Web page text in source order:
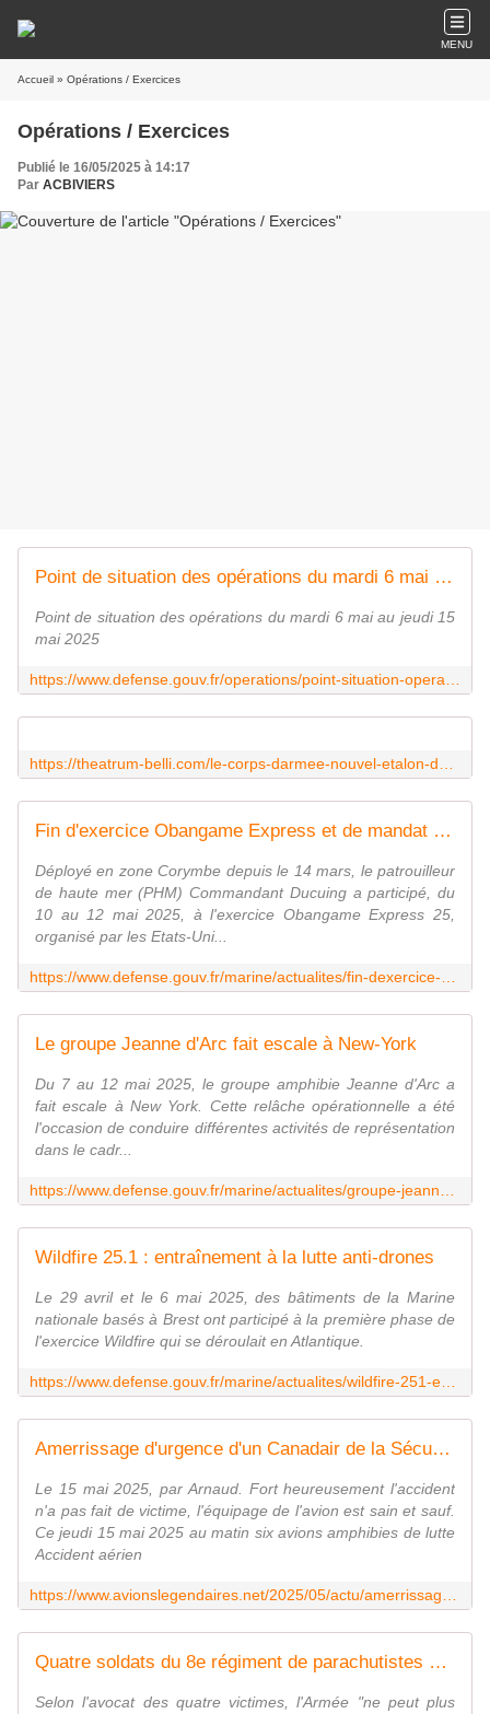
MENU
Accueil » Opérations / Exercices
Opérations / Exercices
Publié le 16/05/2025 à 14:17
Par ACBIVIERS
Point de situation des opérations du mardi 6 mai au jeudi 15 mai 2025
Point de situation des opérations du mardi 6 mai au jeudi 15
mai 2025
Fin d'exercice Obangame Express et de mandat Corymbe pour le Commandant Ducuing
Déployé en zone Corymbe depuis le 14 mars, le patrouilleur
de haute mer (PHM) Commandant Ducuing a participé, du
10 au 12 mai 2025, à l'exercice Obangame Express 25,
organisé par les Etats-Uni...
Le groupe Jeanne d'Arc fait escale à New-York
Du 7 au 12 mai 2025, le groupe amphibie Jeanne d'Arc a
fait escale à New York. Cette relâche opérationnelle a été
l'occasion de conduire différentes activités de représentation
dans le cadr...
Wildfire 25.1 : entraînement à la lutte anti-drones
Le 29 avril et le 6 mai 2025, des bâtiments de la Marine
nationale basés à Brest ont participé à la première phase de
l'exercice Wildfire qui se déroulait en Atlantique.
Amerrissage d'urgence d'un Canadair de la Sécurité Civile ! - avionslegendaires.net
Le 15 mai 2025, par Arnaud. Fort heureusement l'accident
n'a pas fait de victime, l'équipage de l'avion est sain et sauf.
Ce jeudi 15 mai 2025 au matin six avions amphibies de lutte
Accident aérien
Quatre soldats du 8e régiment de parachutistes de Castres portent plainte contre leurs supérieurs pour violence et harcèlement
Selon l'avocat des quatre victimes, l'Armée "ne peut plus